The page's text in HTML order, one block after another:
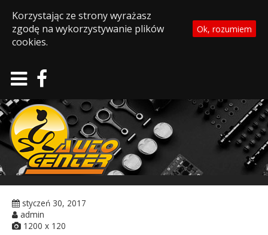
styczeń 30, 2017
admin
1200 x 120
Korzystając ze strony wyrażasz
zgodę na wykorzystywanie plików
cookies.
Ok, rozumiem